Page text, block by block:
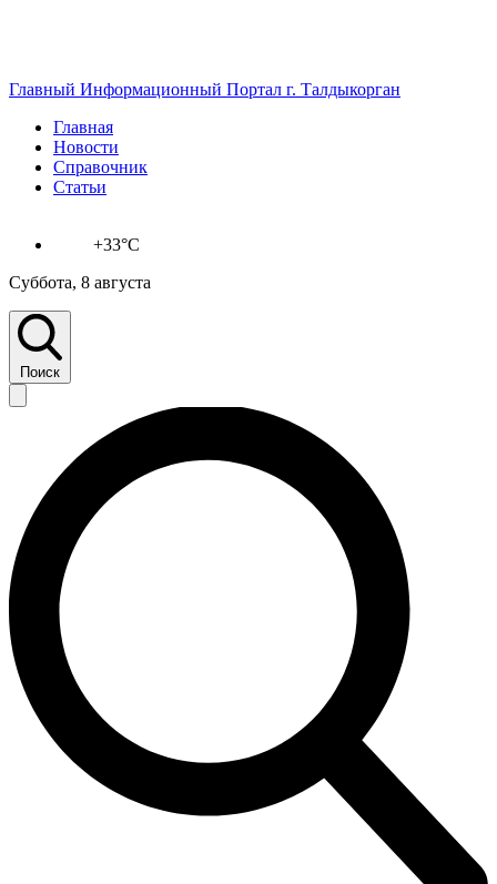
Главный Информационный Портал г. Талдыкорган
Главная
Новости
Справочник
Статьи
+33°C
Суббота, 8 августа
Поиск